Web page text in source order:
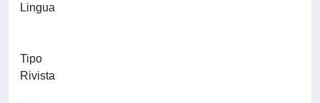
Lingua
Tipo
Rivista